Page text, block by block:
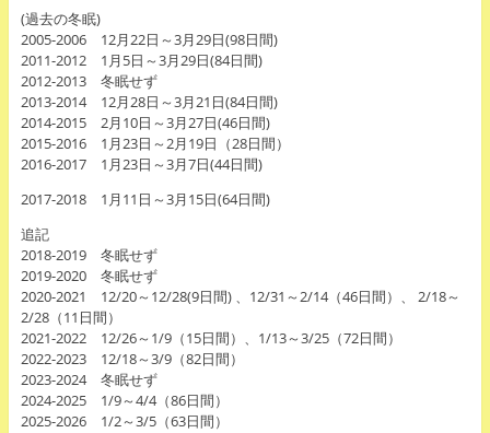
(過去の冬眠)
2005-2006 12月22日～3月29日(98日間)
2011-2012 1月5日～3月29日(84日間)
2012-2013 冬眠せず
2013-2014 12月28日～3月21日(84日間)
2014-2015 2月10日～3月27日(46日間)
2015-2016 1月23日～2月19日（28日間）
2016-2017 1月23日～3月7日(44日間)
2017-2018 1月11日～3月15日(64日間)
追記
2018-2019 冬眠せず
2019-2020 冬眠せず
2020-2021 12/20～12/28(9日間) 、12/31～2/14（46日間）、 2/18～
2/28（11日間）
2021-2022 12/26～1/9（15日間）、1/13～3/25（72日間）
2022-2023 12/18～3/9（82日間）
2023-2024 冬眠せず
2024-2025 1/9～4/4（86日間）
2025-2026 1/2～3/5（63日間）